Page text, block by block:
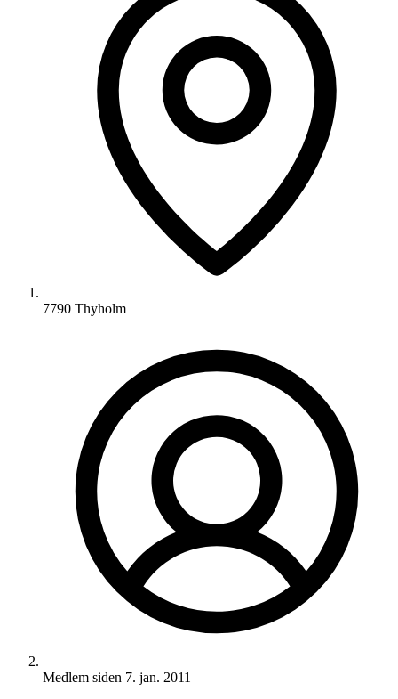
7790 Thyholm
Medlem siden 7. jan. 2011